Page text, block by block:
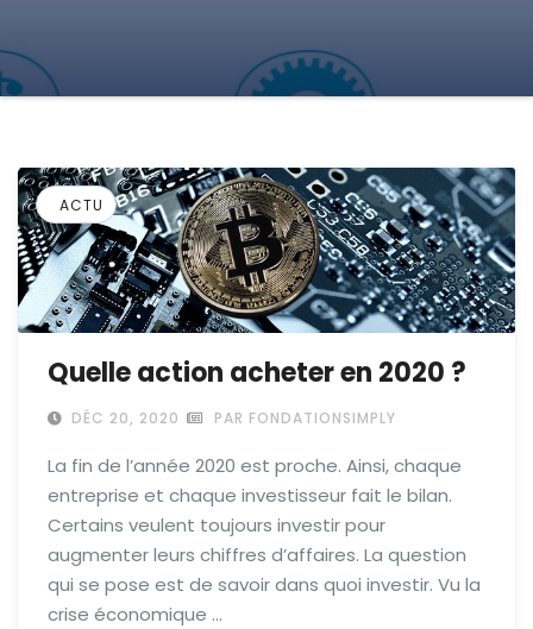
ACTU
Quelle action acheter en 2020 ?
DÉC 20, 2020 PAR FONDATIONSIMPLY
La fin de l’année 2020 est proche. Ainsi, chaque
entreprise et chaque investisseur fait le bilan.
Certains veulent toujours investir pour
augmenter leurs chiffres d’affaires. La question
qui se pose est de savoir dans quoi investir. Vu la
crise économique …